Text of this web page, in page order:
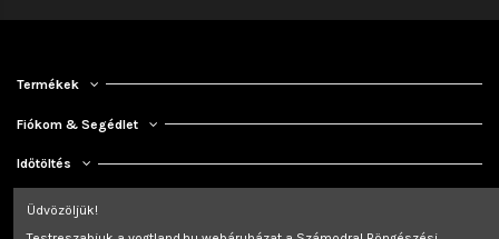
Termékek
Fiókom & Segédlet
Időtöltés
Kapcsolat
Üdvözöljük!